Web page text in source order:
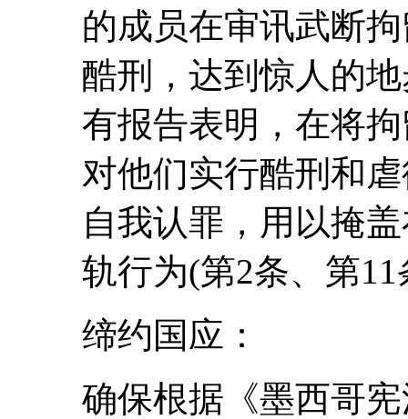
的成员在审讯武断
酷刑，达到惊人的
有报告表明，在将
对他们实行酷刑和
自我认罪，用以掩
轨行为(第2条、第
缔约国应：
确保根据《墨西哥